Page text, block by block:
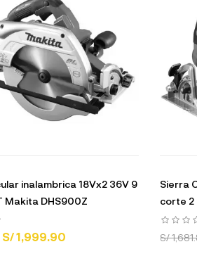
inalambrica 18Vx2 36V 9
Makita DHS900Z
S/ 1,999.90
Sierra
corte 2
S/